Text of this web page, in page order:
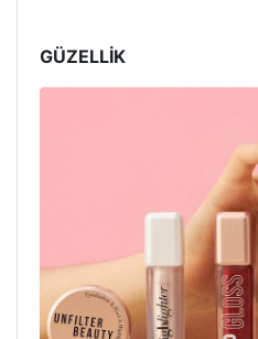
GÜZELLİK